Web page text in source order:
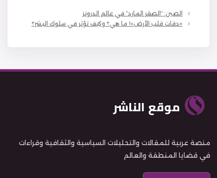
الصين: “الصقر المارد” في عالم الدرونز
«دقات قلب الأرض»! ما هي؟ وكيف تؤثر في سلوك البشر؟
موقع الناشر
منصة عربية للمقالات والتحليلات السياسية والثقافية وقراءات
في قضايا المنطقة والعالم